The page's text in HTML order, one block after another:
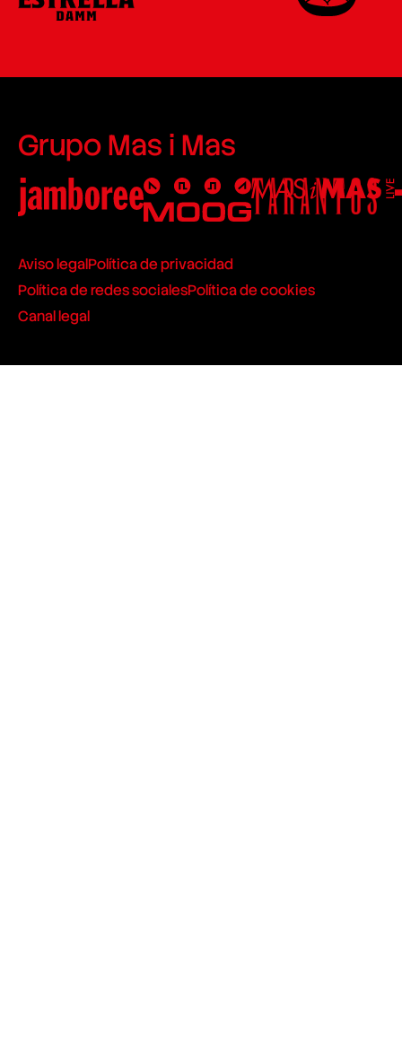
Grupo Mas i Mas
Aviso legalPolítica de privacidad
Política de redes socialesPolítica de cookies
Canal legal